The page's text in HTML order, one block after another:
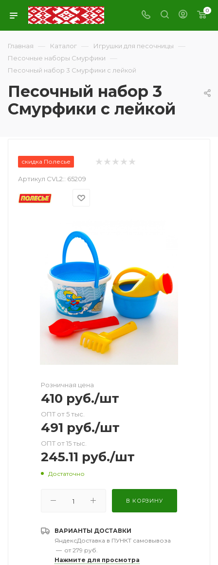
0
Главная — Каталог — Игрушки для песочницы —
Песочные наборы Смурфики —
Песочный набор 3 Смурфики с лейкой
Песочный набор 3
Смурфики с лейкой
скидка Полесье
Артикул CVL2:: 65209
Розничная цена
410 руб./шт
ОПТ от 5 тыс.
491 руб./шт
ОПТ от 15 тыс.
245.11 руб./шт
Достаточно
В КОРЗИНУ
ВАРИАНТЫ ДОСТАВКИ
ЯндексДоставка в ПУНКТ самовывоза
— от 279 руб.
Нажмите для просмотра